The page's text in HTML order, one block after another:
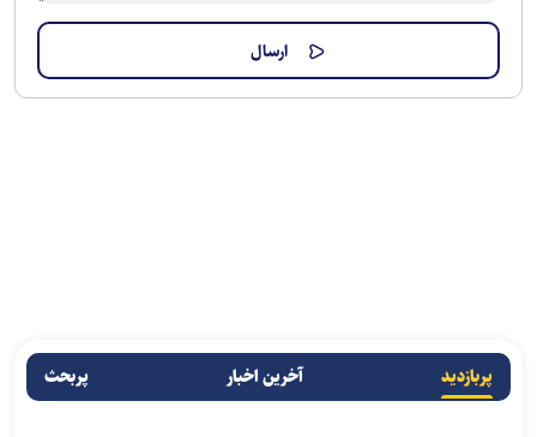
پربازدید آخرین اخبار پربحث